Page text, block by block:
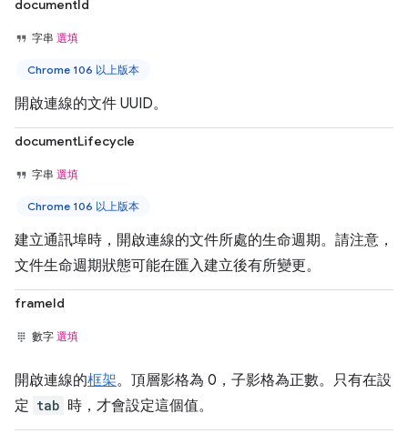
documentId
字串 選填
Chrome 106 以上版本
開啟連線的文件 UUID。
documentLifecycle
字串 選填
Chrome 106 以上版本
建立通訊埠時，開啟連線的文件所處的生命週期。請注意，
文件生命週期狀態可能在匯入建立後有所變更。
frameId
數字 選填
開啟連線的框架。頂層影格為 0，子影格為正數。只有在設
定 tab 時，才會設定這個值。